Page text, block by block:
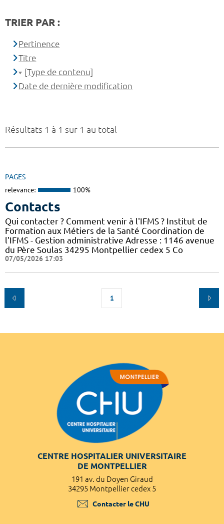
Résultats 1 à 1 sur 1 au total
PAGES
relevance: 100%
Contacts
Qui contacter ? Comment venir à l'IFMS ? Institut de
Formation aux Métiers de la Santé Coordination de
l'IFMS - Gestion administrative Adresse : 1146 avenue
du Père Soulas 34295 Montpellier cedex 5 Co
07/05/2026 17:03
1
TRIER PAR :
Pertinence
Titre
[Type de contenu]
Date de dernière modification
CENTRE HOSPITALIER UNIVERSITAIRE
DE MONTPELLIER
191 av. du Doyen Giraud
34295 Montpellier cedex 5
Contacter le CHU